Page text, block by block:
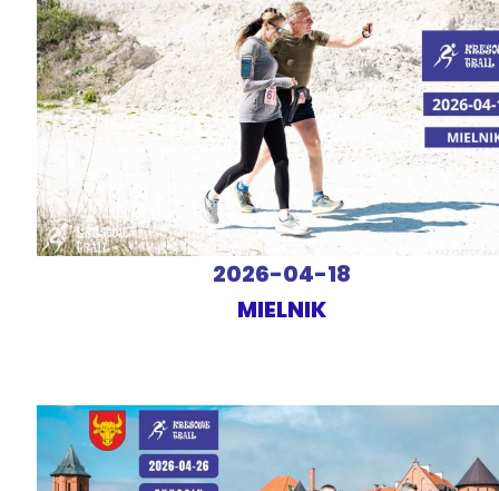
2026-04-18
MIELNIK